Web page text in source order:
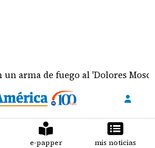
de fuego al 'Dolores Moscote'
e-papper mis noticias